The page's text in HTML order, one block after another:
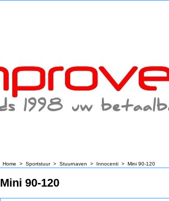
Home > Sportstuur> Stuurnaven > Innocenti > Mini 90-120
Mini 90-120